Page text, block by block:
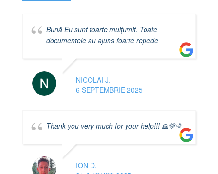
Bună Eu sunt foarte mulțumit. Toate
documentele au ajuns foarte repede
NICOLAI J.
6 SEPTEMBRIE 2025
Thank you very much for your help!!! 🙏💚🌞
ION D.